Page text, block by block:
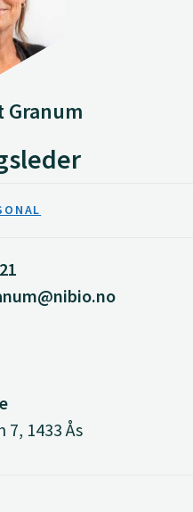
Granum
7, 1433 Ås